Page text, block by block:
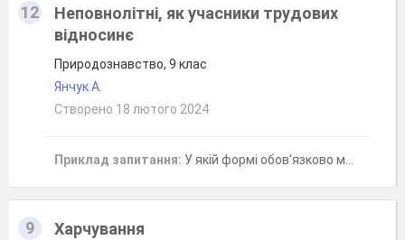
12
Неповнолітні, як учасники трудових
відносинє
Природознавство, 9 клас
Янчук А.
Створено 18 лютого 2024
Приклад запитання: У якій формі обов'язково має укладатися трудовий договір з неповнолітніми?
9 Харчування